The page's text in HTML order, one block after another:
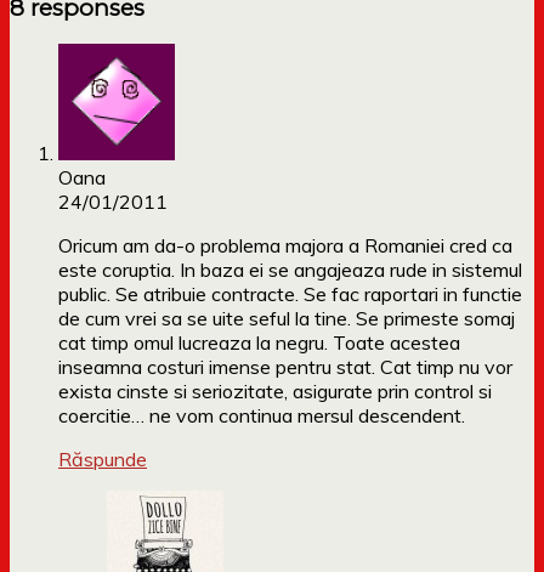
8 responses
Oana
24/01/2011
Oricum am da-o problema majora a Romaniei cred ca
este coruptia. In baza ei se angajeaza rude in sistemul
public. Se atribuie contracte. Se fac raportari in functie
de cum vrei sa se uite seful la tine. Se primeste somaj
cat timp omul lucreaza la negru. Toate acestea
inseamna costuri imense pentru stat. Cat timp nu vor
exista cinste si seriozitate, asigurate prin control si
coercitie… ne vom continua mersul descendent.
Răspunde